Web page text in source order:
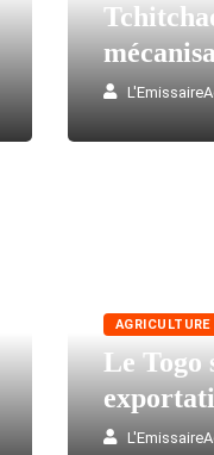
AGRICULTURE
Le Togo